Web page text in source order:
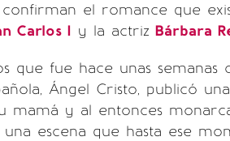
confirman el romance que
Carlos I y la actriz Bárbara
que fue hace unas
Ángel Cristo, publicó
mamá y al entonces
una escena que hasta ese